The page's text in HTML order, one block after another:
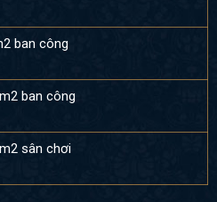
ban công
ban công
sân chơi